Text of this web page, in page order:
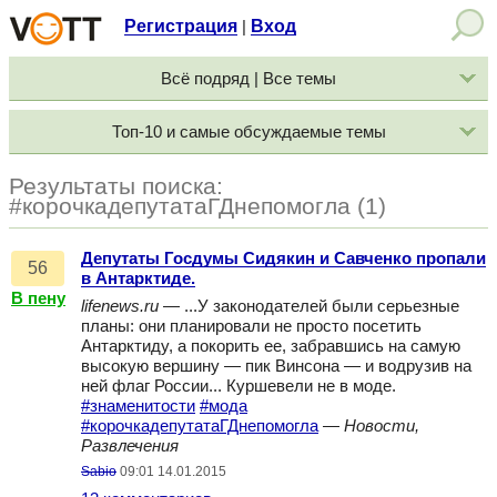
Регистрация Вход
Всё подряд | Все темы
Топ-10 и самые обсуждаемые темы
Результаты поиска:
#корочкадепутатаГДнепомогла (1)
56
В пену
Депутаты Госдумы Сидякин и Савченко пропали
в Антарктиде.
lifenews.ru — ...У законодателей были серьезные
планы: они планировали не просто посетить
Антарктиду, а покорить ее, забравшись на самую
высокую вершину — пик Винсона — и водрузив на
ней флаг России... Куршевели не в моде.
#знаменитости #мода
#корочкадепутатаГДнепомогла — Новости,
Развлечения
Sabio 09:01 14.01.2015